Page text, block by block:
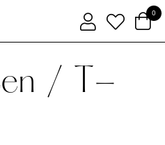
0
/ T-